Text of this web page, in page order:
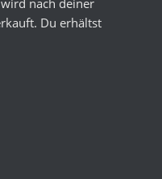
nach deiner
Du erhältst